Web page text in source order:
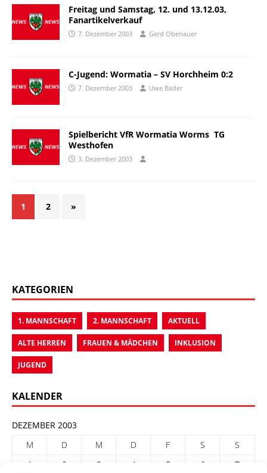
Freitag und Samstag, 12. und 13.12.03,
Fanartikelverkauf
7. Dezember 2003 Gerd Obenauer
C-Jugend: Wormatia – SV Horchheim 0:2
7. Dezember 2003 Uwe Bader
Spielbericht VfR Wormatia Worms  TG
Westhofen
3. Dezember 2003
1 2 »
KATEGORIEN
1. MANNSCHAFT 2. MANNSCHAFT AKTUELL
ALTE HERREN FRAUEN & MÄDCHEN INKLUSION
JUGEND
KALENDER
DEZEMBER 2003
M
D M D F S
S
1
2 3 4 5 6 7